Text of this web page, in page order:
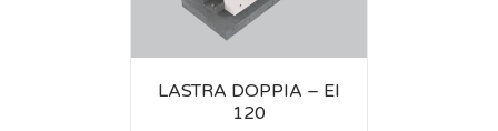
LASTRA DOPPIA – EI
120